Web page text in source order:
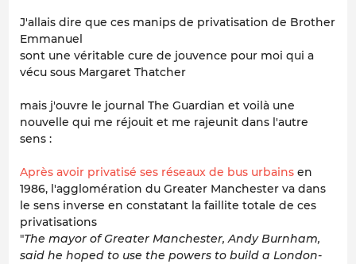
J'allais dire que ces manips de privatisation de Brother
Emmanuel
sont une véritable cure de jouvence pour moi qui a
vécu sous Margaret Thatcher
mais j'ouvre le journal The Guardian et voilà une
nouvelle qui me réjouit et me rajeunit dans l'autre
sens :
Après avoir privatisé ses réseaux de bus urbains en
1986, l'agglomération du Greater Manchester va dans
le sens inverse en constatant la faillite totale de ces
privatisations
"The mayor of Greater Manchester, Andy Burnham,
said he hoped to use the powers to build a London-